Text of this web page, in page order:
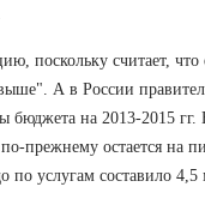
поскольку считает, что
А в России
бюджета на 2013-2015 гг.
прежнему остается на
по услугам составило 4,5